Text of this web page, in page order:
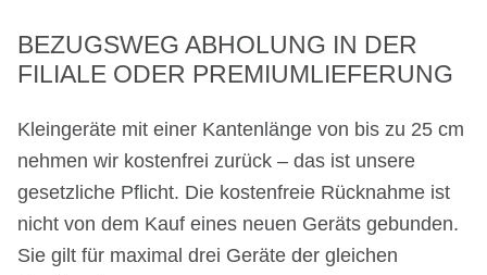
BEZUGSWEG ABHOLUNG IN DER
FILIALE ODER PREMIUMLIEFERUNG
Kleingeräte mit einer Kantenlänge von bis zu 25 cm
nehmen wir kostenfrei zurück – das ist unsere
gesetzliche Pflicht. Die kostenfreie Rücknahme ist
nicht von dem Kauf eines neuen Geräts gebunden.
Sie gilt für maximal drei Geräte der gleichen